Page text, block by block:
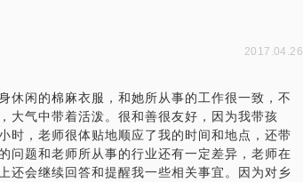
2017.04.26
休闲的棉麻衣服，和她所从事的工作很一致，不
大气中带着活泼。很和善很友好，因为我带孩
时，老师很体贴地顺应了我的时间和地点，还带
问题和老师所从事的行业还有一定差异，老师在
还会继续回答和提醒我一些相关事宜。因为对乡